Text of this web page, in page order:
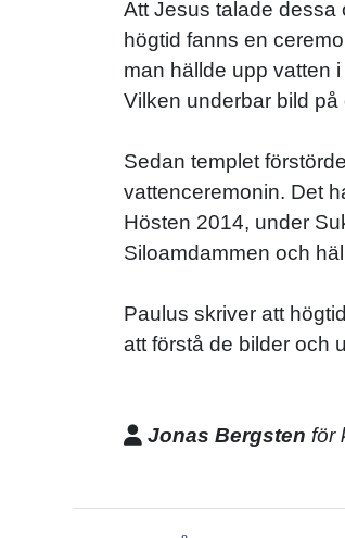
Att Jesus talade dessa
högtid fanns en
man hällde upp vatten
Vilken underbar bild på
Sedan templet
vattenceremonin. Det
Hösten 2014, under
Siloamdammen och
Paulus skriver att
att förstå de bilder och
Jonas Bergsten för